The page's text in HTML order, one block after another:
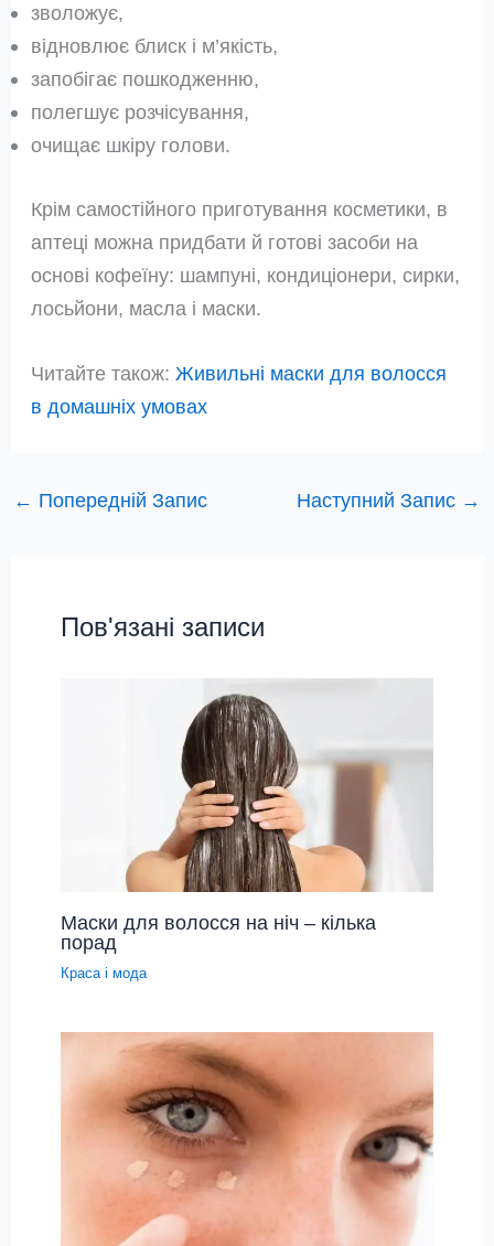
зволожує,
відновлює блиск і м’якість,
запобігає пошкодженню,
полегшує розчісування,
очищає шкіру голови.
Крім самостійного приготування косметики, в
аптеці можна придбати й готові засоби на
основі кофеїну: шампуні, кондиціонери, сирки,
лосьйони, масла і маски.
Читайте також: Живильні маски для волосся
в домашніх умовах
← Попередній Запис Наступний Запис →
Пов'язані записи
Маски для волосся на ніч – кілька
порад
Краса і мода